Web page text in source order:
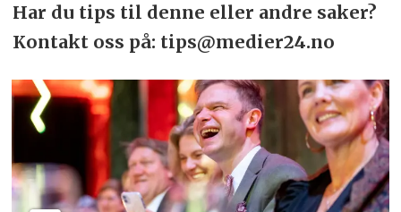
Har du tips til denne eller andre saker?
Kontakt oss på: tips@medier24.no